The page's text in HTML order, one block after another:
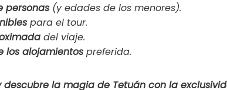
personas(y edades de los menores).
para el tour.
del viaje.
los alojamientospreferida.
descubre la magia de Tetuán con la